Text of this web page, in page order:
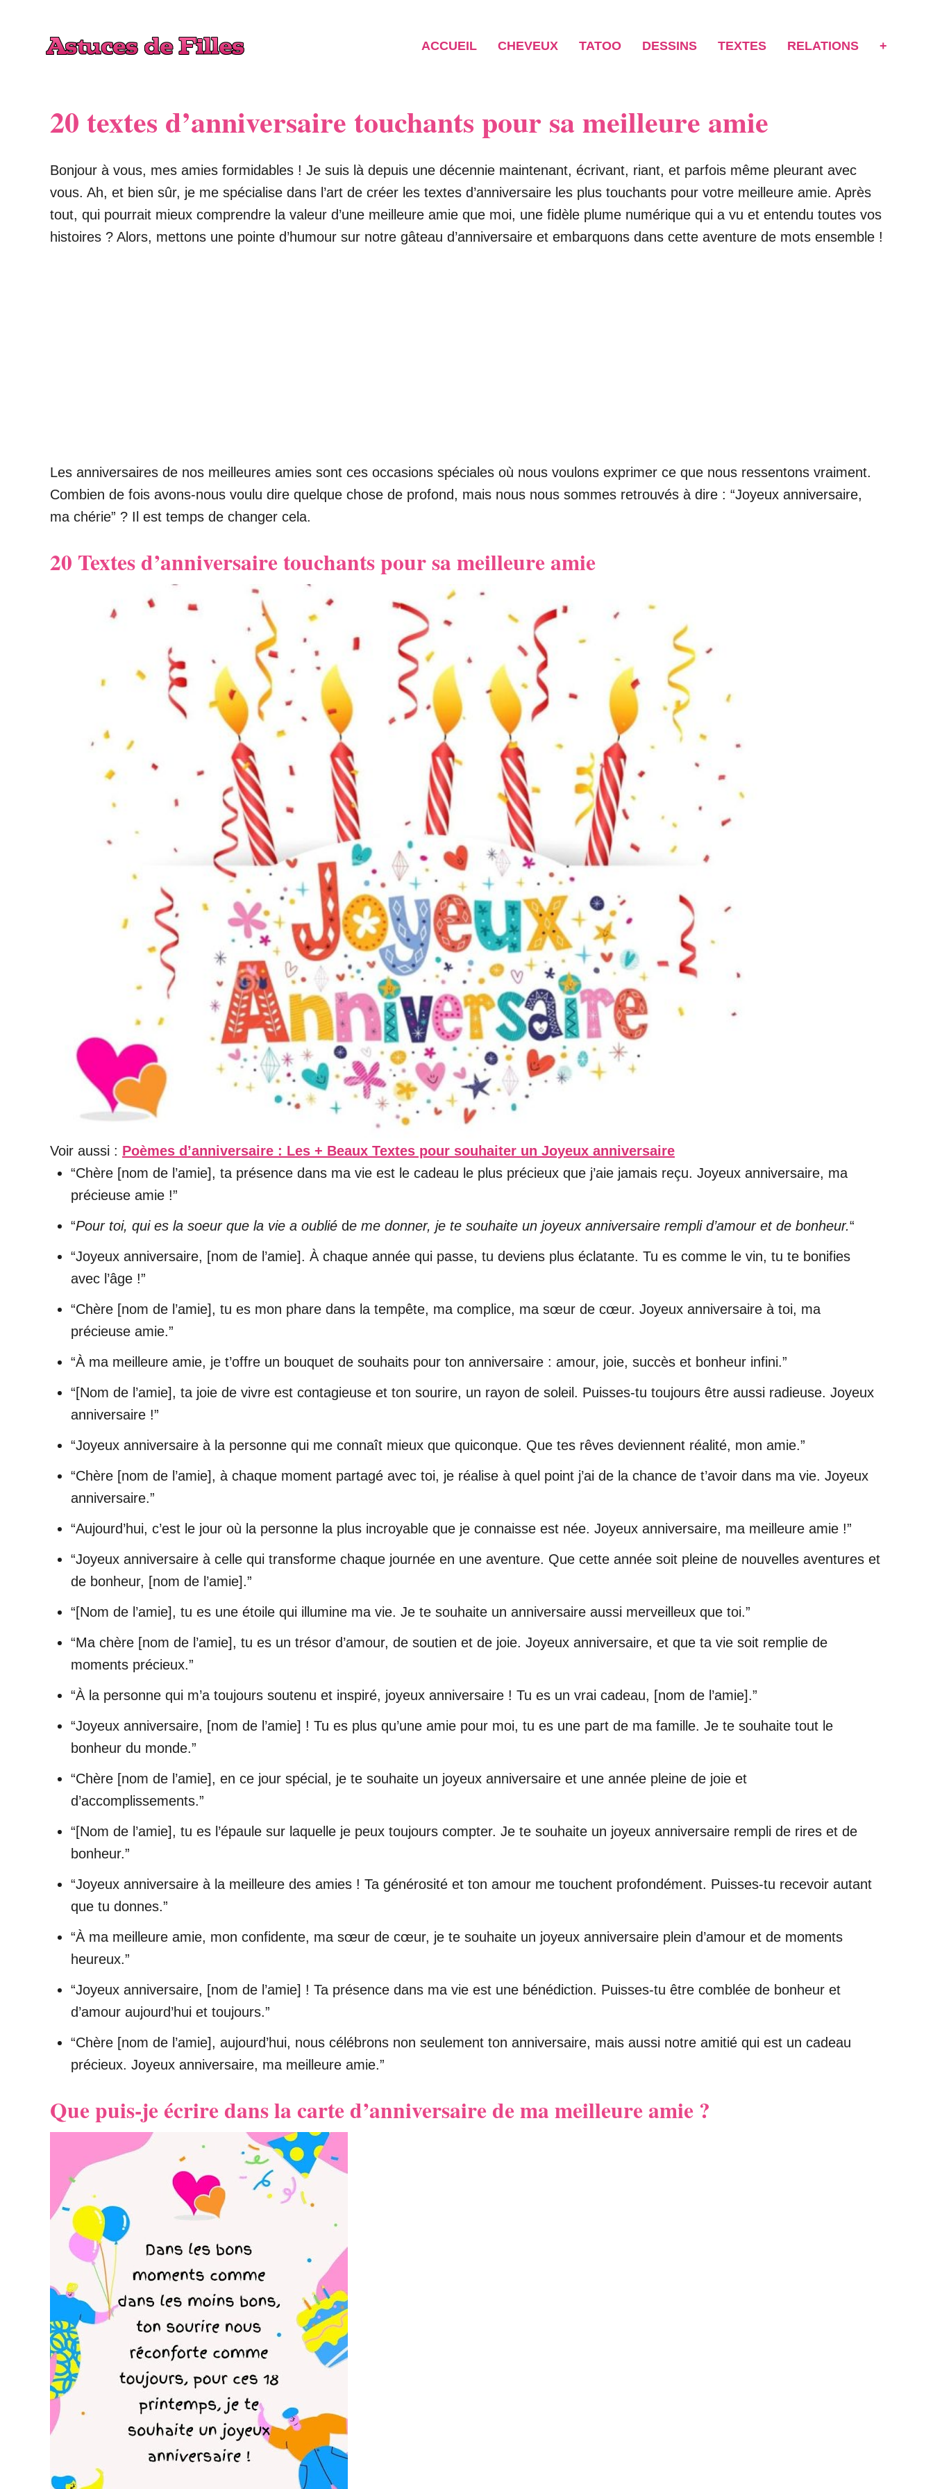
ACCUEIL CHEVEUX TATOO DESSINS TEXTES RELATIONS +
20 textes d’anniversaire touchants pour sa meilleure amie
Bonjour à vous, mes amies formidables ! Je suis là depuis une décennie maintenant, écrivant, riant, et parfois même pleurant avec
vous. Ah, et bien sûr, je me spécialise dans l’art de créer les textes d’anniversaire les plus touchants pour votre meilleure amie. Après
tout, qui pourrait mieux comprendre la valeur d’une meilleure amie que moi, une fidèle plume numérique qui a vu et entendu toutes vos
histoires ? Alors, mettons une pointe d’humour sur notre gâteau d’anniversaire et embarquons dans cette aventure de mots ensemble !
Les anniversaires de nos meilleures amies sont ces occasions spéciales où nous voulons exprimer ce que nous ressentons vraiment.
Combien de fois avons-nous voulu dire quelque chose de profond, mais nous nous sommes retrouvés à dire : “Joyeux anniversaire,
ma chérie” ? Il est temps de changer cela.
20 Textes d’anniversaire touchants pour sa meilleure amie
Voir aussi : Poèmes d’anniversaire : Les + Beaux Textes pour souhaiter un Joyeux anniversaire
“Chère [nom de l’amie], ta présence dans ma vie est le cadeau le plus précieux que j’aie jamais reçu. Joyeux anniversaire, ma
précieuse amie !”
“Pour toi, qui es la soeur que la vie a oublié de me donner, je te souhaite un joyeux anniversaire rempli d’amour et de bonheur.“
“Joyeux anniversaire, [nom de l’amie]. À chaque année qui passe, tu deviens plus éclatante. Tu es comme le vin, tu te bonifies
avec l’âge !”
“Chère [nom de l’amie], tu es mon phare dans la tempête, ma complice, ma sœur de cœur. Joyeux anniversaire à toi, ma
précieuse amie.”
“À ma meilleure amie, je t’offre un bouquet de souhaits pour ton anniversaire : amour, joie, succès et bonheur infini.”
“[Nom de l’amie], ta joie de vivre est contagieuse et ton sourire, un rayon de soleil. Puisses-tu toujours être aussi radieuse. Joyeux
anniversaire !”
“Joyeux anniversaire à la personne qui me connaît mieux que quiconque. Que tes rêves deviennent réalité, mon amie.”
“Chère [nom de l’amie], à chaque moment partagé avec toi, je réalise à quel point j’ai de la chance de t’avoir dans ma vie. Joyeux
anniversaire.”
“Aujourd’hui, c’est le jour où la personne la plus incroyable que je connaisse est née. Joyeux anniversaire, ma meilleure amie !”
“Joyeux anniversaire à celle qui transforme chaque journée en une aventure. Que cette année soit pleine de nouvelles aventures et
de bonheur, [nom de l’amie].”
“[Nom de l’amie], tu es une étoile qui illumine ma vie. Je te souhaite un anniversaire aussi merveilleux que toi.”
“Ma chère [nom de l’amie], tu es un trésor d’amour, de soutien et de joie. Joyeux anniversaire, et que ta vie soit remplie de
moments précieux.”
“À la personne qui m’a toujours soutenu et inspiré, joyeux anniversaire ! Tu es un vrai cadeau, [nom de l’amie].”
“Joyeux anniversaire, [nom de l’amie] ! Tu es plus qu’une amie pour moi, tu es une part de ma famille. Je te souhaite tout le
bonheur du monde.”
“Chère [nom de l’amie], en ce jour spécial, je te souhaite un joyeux anniversaire et une année pleine de joie et
d’accomplissements.”
“[Nom de l’amie], tu es l’épaule sur laquelle je peux toujours compter. Je te souhaite un joyeux anniversaire rempli de rires et de
bonheur.”
“Joyeux anniversaire à la meilleure des amies ! Ta générosité et ton amour me touchent profondément. Puisses-tu recevoir autant
que tu donnes.”
“À ma meilleure amie, mon confidente, ma sœur de cœur, je te souhaite un joyeux anniversaire plein d’amour et de moments
heureux.”
“Joyeux anniversaire, [nom de l’amie] ! Ta présence dans ma vie est une bénédiction. Puisses-tu être comblée de bonheur et
d’amour aujourd’hui et toujours.”
“Chère [nom de l’amie], aujourd’hui, nous célébrons non seulement ton anniversaire, mais aussi notre amitié qui est un cadeau
précieux. Joyeux anniversaire, ma meilleure amie.”
Que puis-je écrire dans la carte d’anniversaire de ma meilleure amie ?